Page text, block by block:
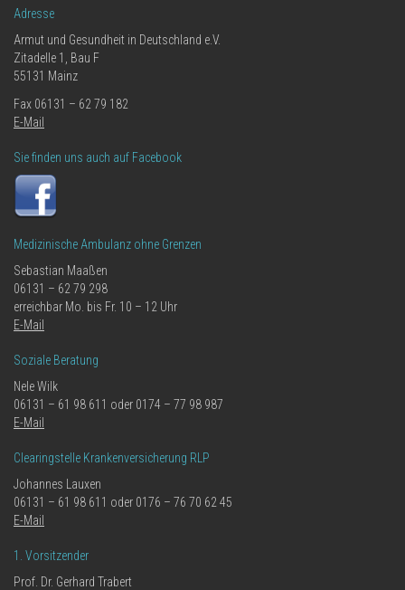
Adresse
Armut und Gesundheit in Deutschland e.V.
Zitadelle 1, Bau F
55131 Mainz
Fax 06131 – 62 79 182
E-Mail
Sie finden uns auch auf Facebook
Medizinische Ambulanz ohne Grenzen
Sebastian Maaßen
06131 – 62 79 298
erreichbar Mo. bis Fr. 10 – 12 Uhr
E-Mail
Soziale Beratung
Nele Wilk
06131 – 61 98 611 oder 0174 – 77 98 987
E-Mail
Clearingstelle Krankenversicherung RLP
Johannes Lauxen
06131 – 61 98 611 oder 0176 – 76 70 62 45
E-Mail
1. Vorsitzender
Prof. Dr. Gerhard Trabert